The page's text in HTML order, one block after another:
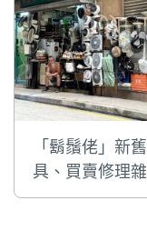
「鬍鬚佬」新
具、買賣修理
店